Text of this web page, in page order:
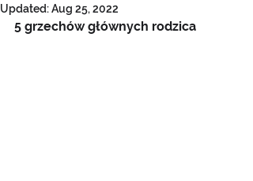
Updated:Aug 25, 2022
5 grzechów głównych rodzica